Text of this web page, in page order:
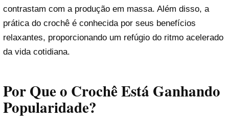
contrastam com a produção em massa. Além disso, a
prática do crochê é conhecida por seus benefícios
relaxantes, proporcionando um refúgio do ritmo acelerado
da vida cotidiana.
Por Que o Crochê Está Ganhando
Popularidade?